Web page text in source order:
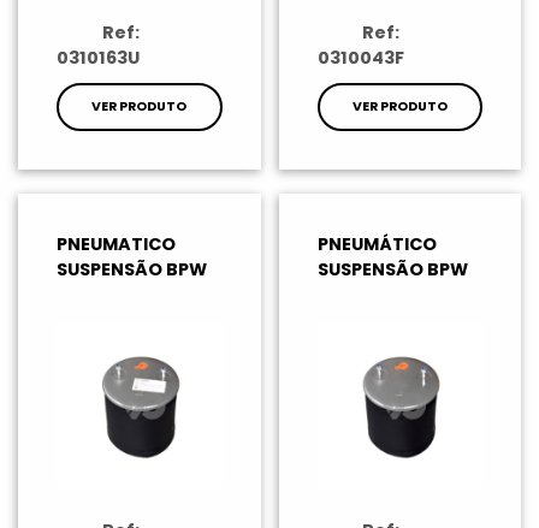
Ref:
0310163U
VER PRODUTO
Ref:
0310043F
VER PRODUTO
PNEUMATICO
SUSPENSÃO BPW
PNEUMÁTICO
SUSPENSÃO BPW